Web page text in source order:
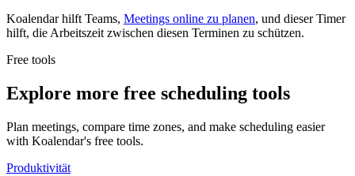
Koalendar hilft Teams, Meetings online zu planen, und dieser Timer
hilft, die Arbeitszeit zwischen diesen Terminen zu schützen.
Free tools
Explore more free scheduling tools
Plan meetings, compare time zones, and make scheduling easier
with Koalendar's free tools.
Produktivität